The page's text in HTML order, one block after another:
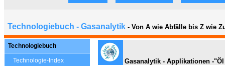
Technologiebuch - Gasanalytik - Von A wie Abfälle bis Z wie
Technologiebuch
Technologie-Index Gasanalytik - Applikationen -